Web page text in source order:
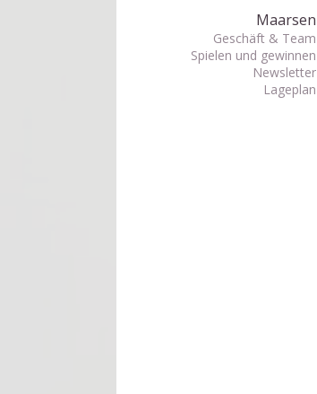
Maarsen
Geschäft & Team
Spielen und gewinnen
Newsletter
Lageplan